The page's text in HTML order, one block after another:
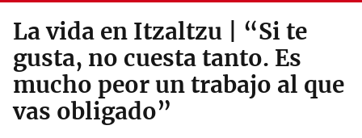
La vida en Itzaltzu | “Si te
gusta, no cuesta tanto. Es
mucho peor un trabajo al que
vas obligado”